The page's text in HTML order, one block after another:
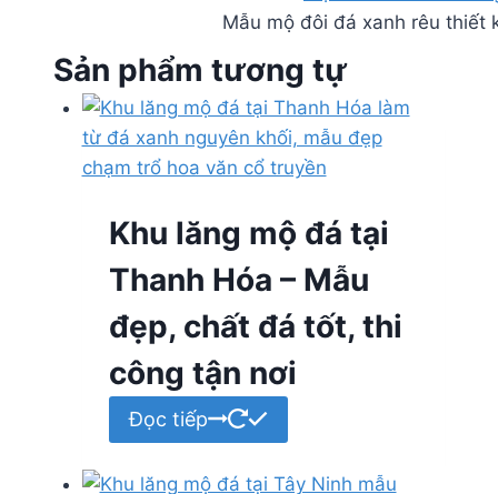
Mẫu mộ đôi đá xanh rêu thiết
Sản phẩm tương tự
Khu lăng mộ đá tại
Thanh Hóa – Mẫu
đẹp, chất đá tốt, thi
công tận nơi
Đọc tiếp